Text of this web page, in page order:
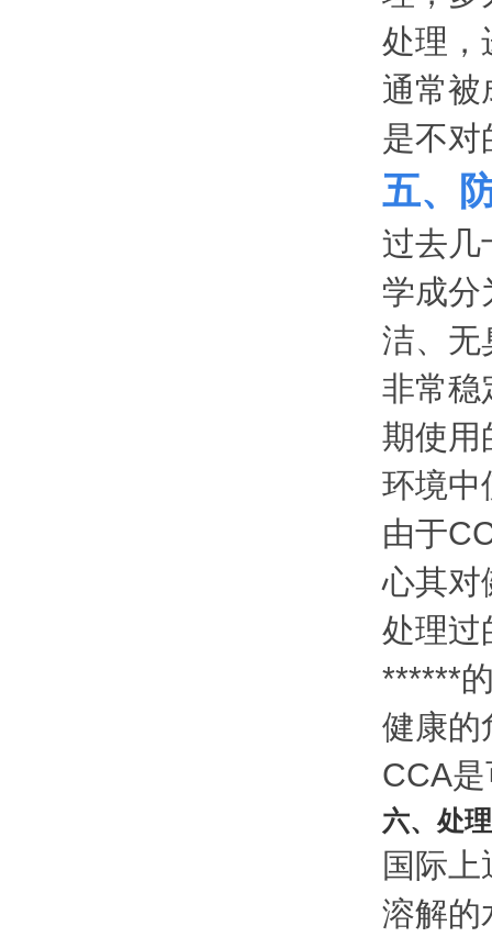
处理，
通常被
是不对
五、
过去几
学成分
洁、无
非常稳
期使用
环境中
由于
心其对
处理过
******
健康的
CCA
六、处
国际
溶解的